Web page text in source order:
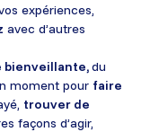
expériences,
avec d’autres
bienveillante,du
moment pour faire
trouver de
façons d’agir,